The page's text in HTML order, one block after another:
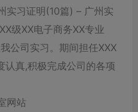
实习证明(10篇) – 广州实
级XX电子商务XX专业
公司实习。期间担任XXX
认真,积极完成公司的各项
网站